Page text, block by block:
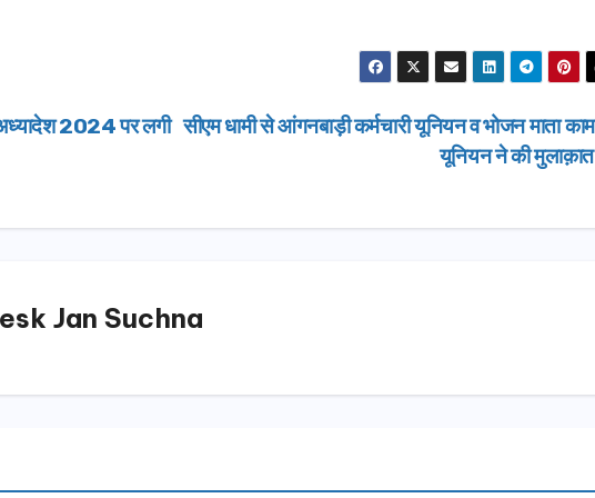
सीएम धामी से आंगनबाड़ी कर्मचारी यूनियन व भोजन माता
यूनियन ने की मुलाक़ात
2024 पर लगी
Jan Suchna
से जुड़ी 12 किमी
डीएम ने किया